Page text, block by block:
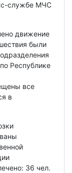
службе МЧС
движение
были
Республике
все
в
36 чел.